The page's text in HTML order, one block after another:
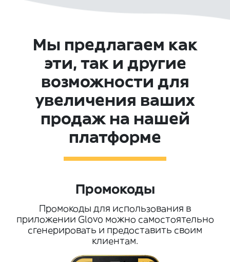
Мы предлагаем как
эти, так и другие
возможности для
увеличения ваших
продаж на нашей
платформе
Промокоды
Промокоды для использования в
приложении Glovo можно самостоятельно
сгенерировать и предоставить своим
клиентам.